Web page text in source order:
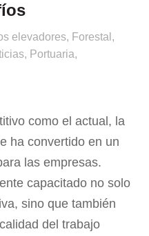
elevadores, Forestal ,
, Portuaria,
como el actual, la
ha convertido en un
las empresas.
capacitado no solo
sino que también
del trabajo